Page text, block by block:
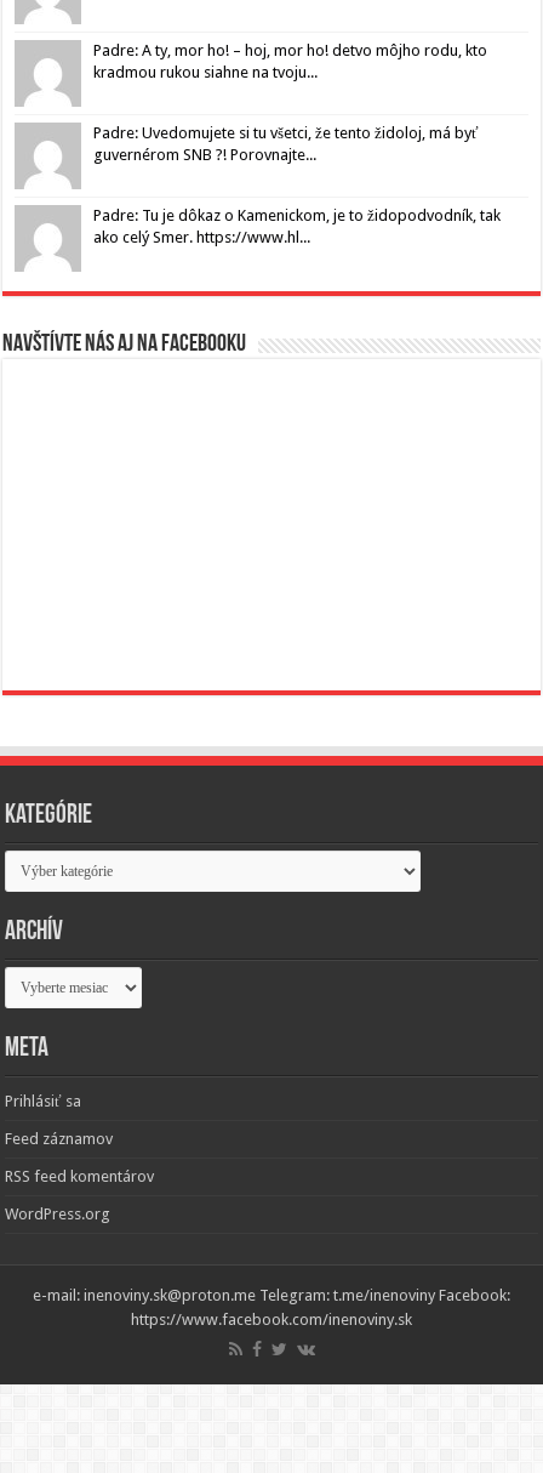
Padre: A ty, mor ho! – hoj, mor ho! detvo môjho rodu, kto
kradmou rukou siahne na tvoju...
Padre: Uvedomujete si tu všetci, že tento židoloj, má byť
guvernérom SNB ?! Porovnajte...
Padre: Tu je dôkaz o Kamenickom, je to židopodvodník, tak
ako celý Smer. https://www.hl...
Navštívte nás aj na Facebooku
Kategórie
Kategórie
Archív
Archív
Meta
Prihlásiť sa
Feed záznamov
RSS feed komentárov
WordPress.org
e-mail: inenoviny.sk@proton.me Telegram: t.me/inenoviny Facebook:
https://www.facebook.com/inenoviny.sk